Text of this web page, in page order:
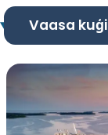
Vaasa kuģi